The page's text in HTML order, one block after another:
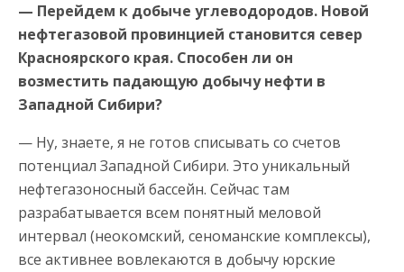
— Перейдем к добыче углеводородов. Новой
нефтегазовой провинцией становится север
Красноярского края. Способен ли он
возместить падающую добычу нефти в
Западной Сибири?
— Ну, знаете, я не готов списывать со счетов
потенциал Западной Сибири. Это уникальный
нефтегазоносный бассейн. Сейчас там
разрабатывается всем понятный меловой
интервал (неокомский, сеноманские комплексы),
все активнее вовлекаются в добычу юрские